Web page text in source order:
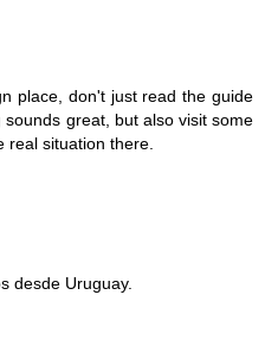
place, don't just read the guide
great, but also visit some
real situation there.
desde Uruguay.